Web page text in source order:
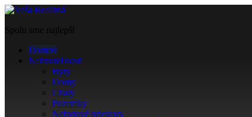
Spolu sme najlepší
Domov
Nehnuteľnosti
Byty
Domy
Chaty
Pozemky
Nebytové priestory